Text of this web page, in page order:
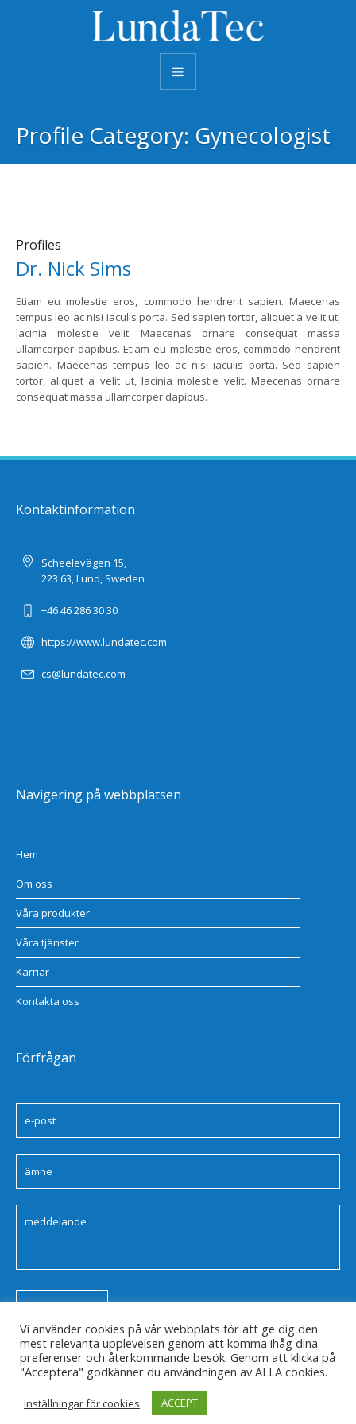
Profile Category: Gynecologist
Profiles
Dr. Nick Sims
Etiam eu molestie eros, commodo hendrerit sapien. Maecenas
tempus leo ac nisi iaculis porta. Sed sapien tortor, aliquet a velit ut,
lacinia molestie velit. Maecenas ornare consequat massa
ullamcorper dapibus. Etiam eu molestie eros, commodo hendrerit
sapien. Maecenas tempus leo ac nisi iaculis porta. Sed sapien
tortor, aliquet a velit ut, lacinia molestie velit. Maecenas ornare
consequat massa ullamcorper dapibus.
Kontaktinformation
Scheelevägen 15,
223 63, Lund, Sweden
+46 46 286 30 30
https://www.lundatec.com
cs@lundatec.com
Navigering på webbplatsen
Hem
Om oss
Våra produkter
Våra tjänster
Karriär
Kontakta oss
Förfrågan
/ LundaTec AB © 2022 / All Rights Reserved
Vi använder cookies på vår webbplats för att ge dig den
mest relevanta upplevelsen genom att komma ihåg dina
preferenser och återkommande besök. Genom att klicka på
"Acceptera" godkänner du användningen av ALLA cookies.
Inställningar för cookies ACCEPT